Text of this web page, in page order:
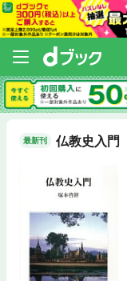
最新刊 仏教史入門